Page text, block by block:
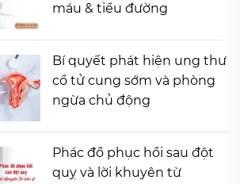
máu & tiểu đường
Bí quyết phát hiện ung thư
cổ tử cung sớm và phòng
ngừa chủ động
Phác đồ phục hồi sau đột
quỵ và lời khuyên từ